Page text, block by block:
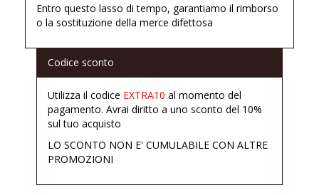
Entro questo lasso di tempo, garantiamo il rimborso
o la sostituzione della merce difettosa
Codice sconto
Utilizza il codice EXTRA10 al momento del
pagamento. Avrai diritto a uno sconto del 10%
sul tuo acquisto
LO SCONTO NON E' CUMULABILE CON ALTRE
PROMOZIONI